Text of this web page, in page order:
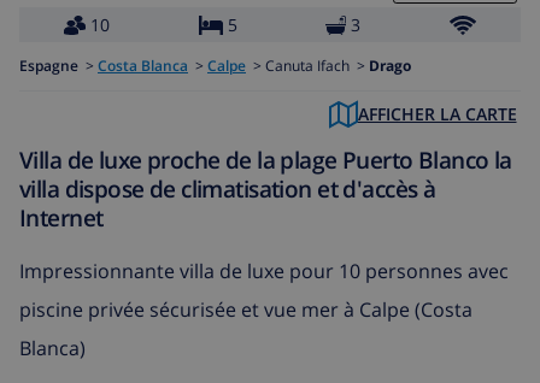
10
5 3
Espagne > Costa Blanca > Calpe > Canuta Ifach > Drago
AFFICHER LA CARTE
Villa de luxe proche de la plage Puerto Blanco la
villa dispose de climatisation et d'accès à
Internet
Impressionnante villa de luxe pour 10 personnes avec
piscine privée sécurisée et vue mer à Calpe (Costa
Blanca)